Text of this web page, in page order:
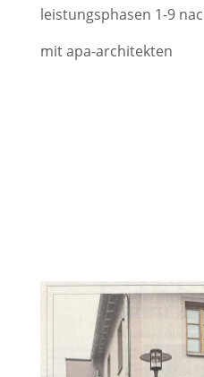
leistungsphasen 1-9
mit apa-architekten